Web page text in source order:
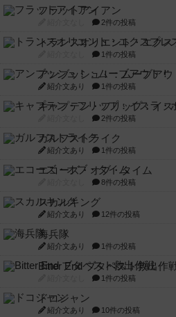
フラットアイアン
2件の投稿
トランスオリエント・エクス
1件の投稿
アンブッシュ！：ムーブアウ
紹介文あり 1件の投稿
キャプテン・フリップ：イ
2件の投稿
ガルフストライク
紹介文あり 1件の投稿
エコーズ・オブ・タイム
8件の投稿
スカルキング
紹介文あり 12件の投稿
海兵隊
紹介文あり 1件の投稿
Bitter End ブタペスト救出作
1件の投稿
ドコジャン
紹介文あり 10件の投稿